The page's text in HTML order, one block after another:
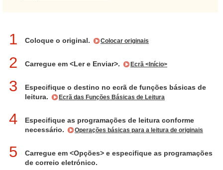
1 Coloque o original. Colocar originais
2 Carregue em <Ler e Enviar>. Ecrã <Início>
3
Especifique o destino no ecrã de funções básicas de
leitura.
Ecrã das Funções Básicas de Leitura
4
Especifique as programações de leitura conforme
necessário.
Operações básicas para a leitura de originais
5
Carregue em <Opções> e especifique as programações
de correio eletrónico.